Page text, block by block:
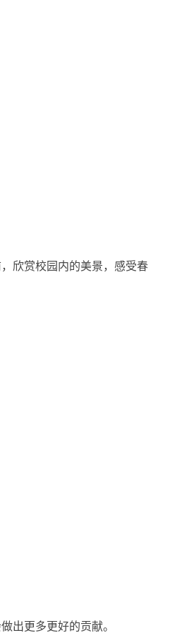
欣赏校园内的美景，感受春
出更多更好的贡献。